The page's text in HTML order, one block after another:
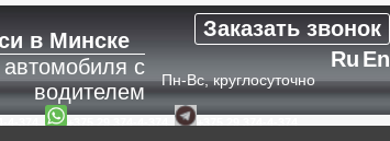
Заказать звонок
Ru En
в Минске
автомобиля с
водителем
Пн-Вс, круглосуточно
, ,